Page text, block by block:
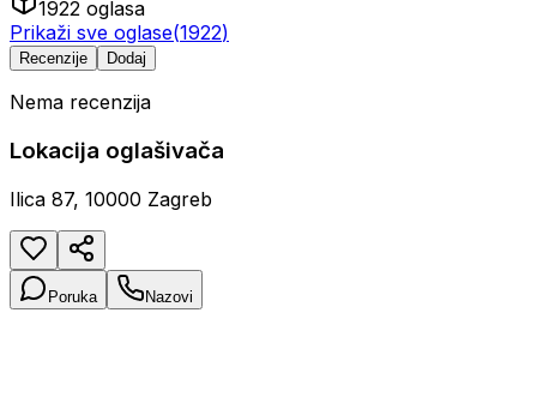
1922 oglasa
Prikaži sve oglase(1922)
Recenzije Dodaj
Nema recenzija
Lokacija oglašivača
Ilica 87, 10000 Zagreb
Poruka Nazovi